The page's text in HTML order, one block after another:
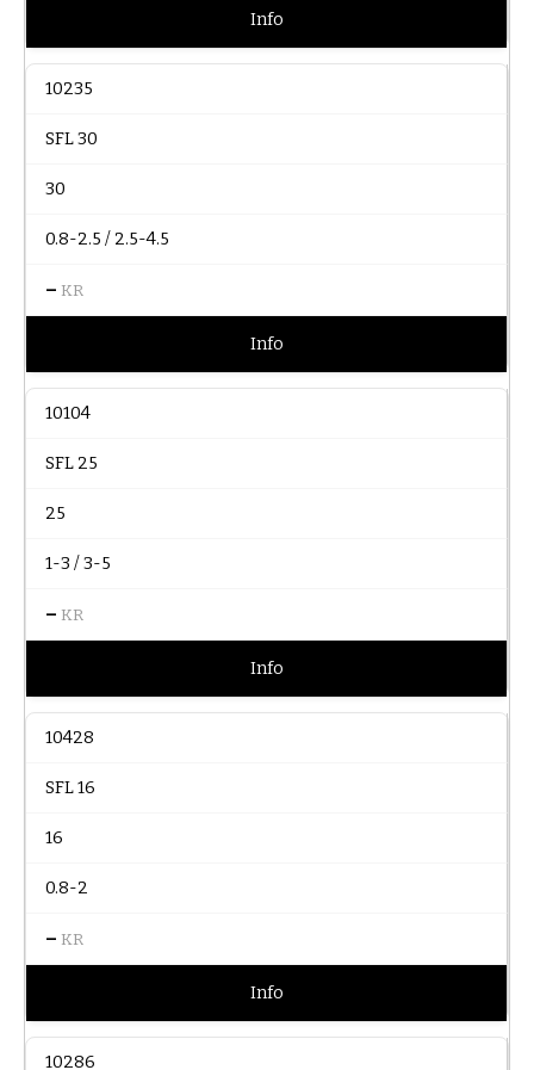
Info
10235
SFL 30
30
0.8-2.5 / 2.5-4.5
– KR
Info
10104
SFL 25
25
1-3 / 3-5
– KR
Info
10428
SFL 16
16
0.8-2
– KR
Info
10286